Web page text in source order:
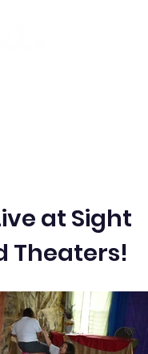
at Sight
Theaters!